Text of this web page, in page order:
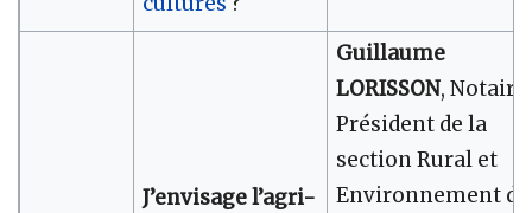
J’envisage l’agri-
Guillaume
LORISSON, Notaire,
Président de la
section Rural et
Environnement de